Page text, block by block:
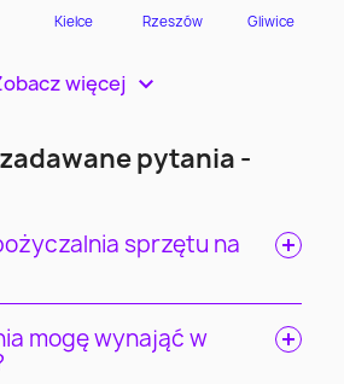
więcej >
pytania -
sprzętu na
mogę wynająć w